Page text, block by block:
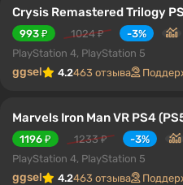
Crysis Remastered Trilogy
993 ₽ 1024 ₽
-3%
PlayStation 4, PlayStation 5
ggsel 4.2463 отзыва
Marvels Iron Man VR PS4
1196 ₽ 1233 ₽
-3%
PlayStation 4, PlayStation 5
ggsel 4.2463 отзыва